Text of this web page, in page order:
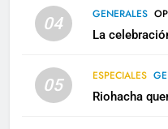
04 GENERALES
La
05 ESPECIALES
Riohacha